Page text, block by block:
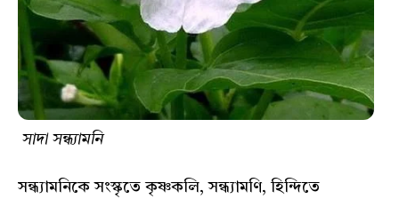
সাদা সন্ধ্যামনি
সন্ধ্যামনিকে সংস্কৃতে কৃষ্ণকলি, সন্ধ্যামণি, হিন্দিতে